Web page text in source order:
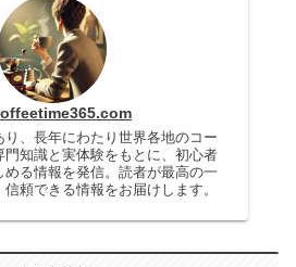
り、長年にわたり世界各地のコー
門知識と実体験をもとに、初心者
る情報を発信。読者が最高の一
頼できる情報をお届けします。